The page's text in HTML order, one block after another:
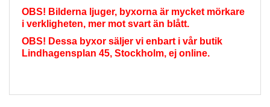
OBS! Bilderna ljuger, byxorna är mycket mörkare
i verkligheten, mer mot svart än blått.
OBS! Dessa byxor säljer vi enbart i vår butik
Lindhagensplan 45, Stockholm, ej online.